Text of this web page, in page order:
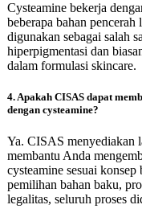
Cysteamine bekerja
beberapa bahan
digunakan sebagai salah
hiperpigmentasi dan
dalam formulasi skincare.
4. Apakah CISAS dapat
dengan cysteamine?
Ya. CISAS menyediakan
membantu Anda
cysteamine sesuai
pemilihan bahan baku,
legalitas, seluruh proses